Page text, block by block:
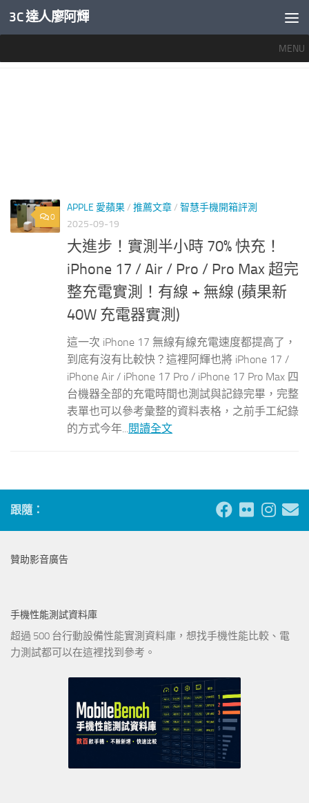
內文下方
3C 達人廖阿輝
MENU
0
APPLE 愛蘋果/ 推薦文章/ 智慧手機開箱評測
2025-09-19
大進步！實測半小時 70% 快充！
iPhone 17 / Air / Pro / Pro Max 超完
整充電實測！有線 + 無線 (蘋果新
40W 充電器實測)
這一次 iPhone 17 無線有線充電速度都提高了，
到底有沒有比較快？這裡阿輝也將 iPhone 17 /
iPhone Air / iPhone 17 Pro / iPhone 17 Pro Max 四
台機器全部的充電時間也測試與記錄完畢，完整
表單也可以參考彙整的資料表格，之前手工紀錄
的方式今年...閱讀全文
跟隨：
贊助影音廣告
手機性能測試資料庫
超過 500 台行動設備性能實測資料庫，想找手機性能比較、電
力測試都可以在這裡找到參考。